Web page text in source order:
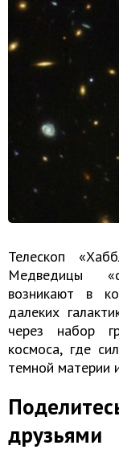
Телескоп
Медведицы
возникают в
далеких
через набор
космоса, где
темной материи
друзьями